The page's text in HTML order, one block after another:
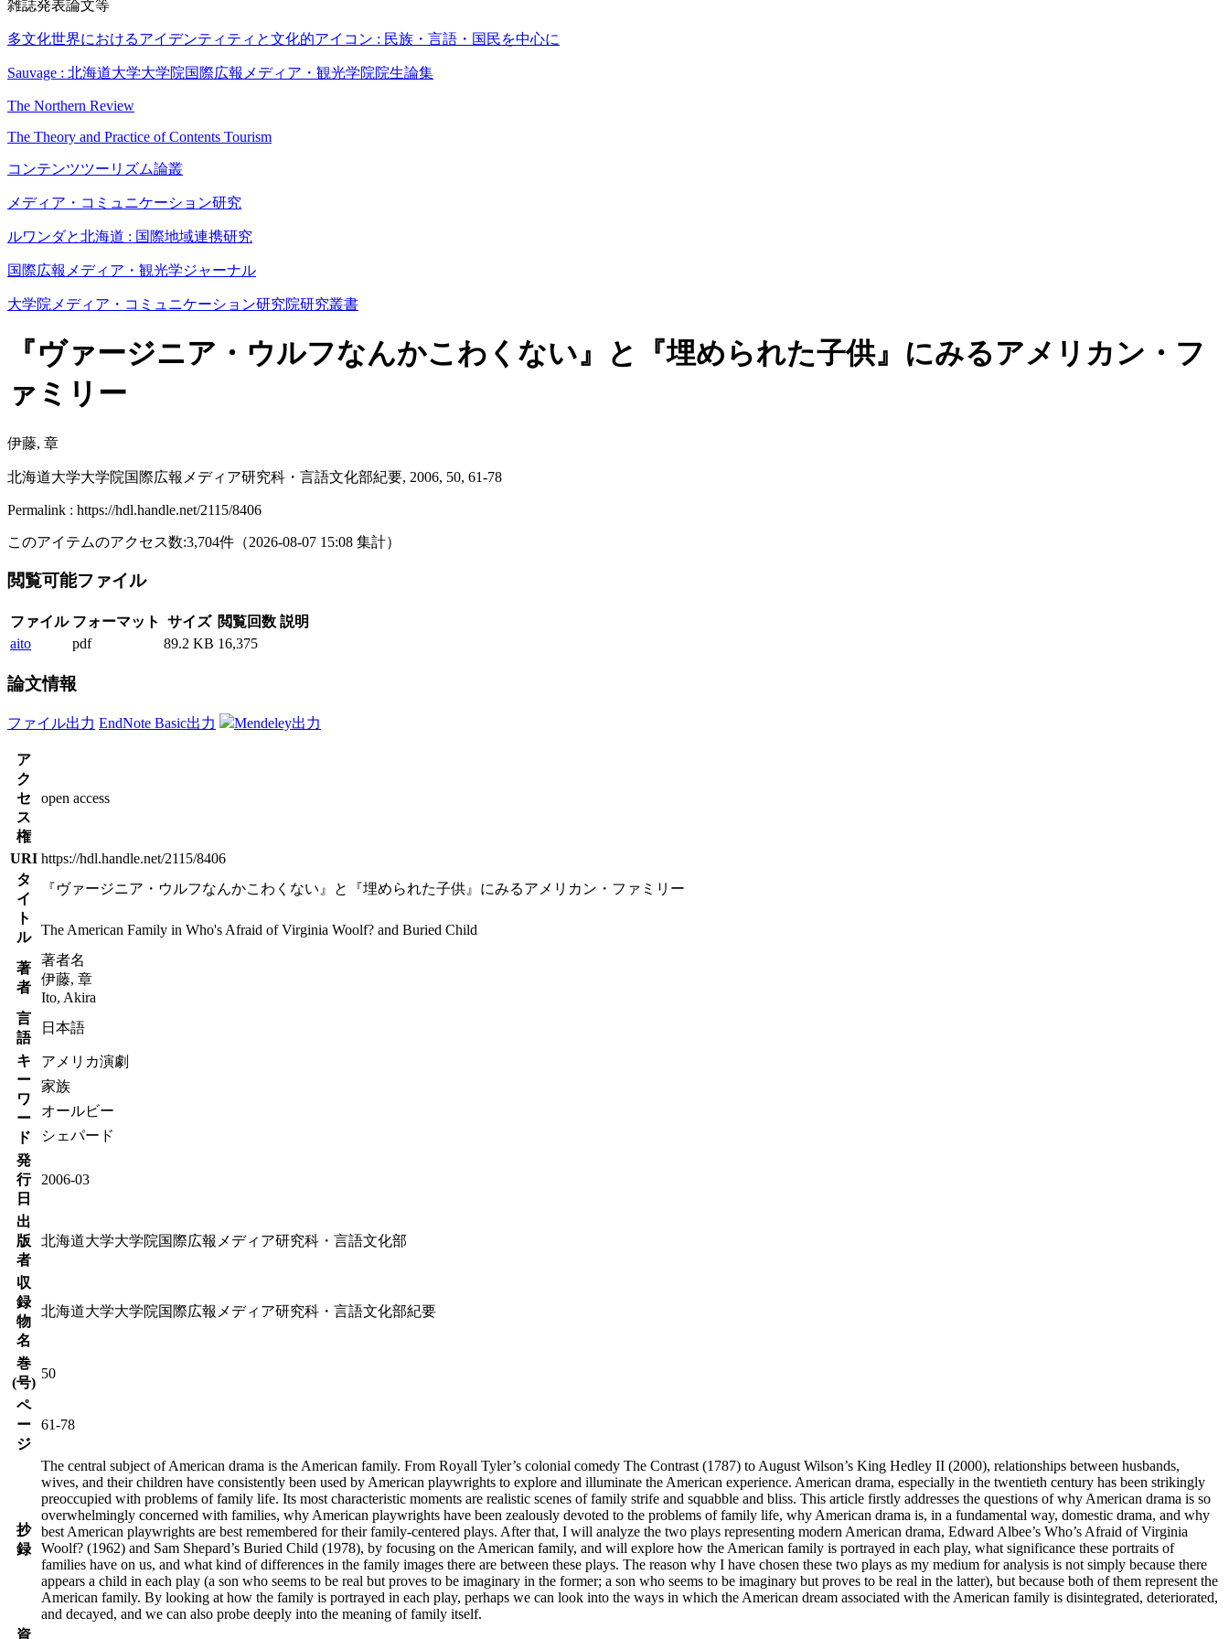
雑誌発表論文等
多文化世界におけるアイデンティティと文化的アイコン : 民族・言語・国民を中心に
Sauvage : 北海道大学大学院国際広報メディア・観光学院院生論集
The Northern Review
The Theory and Practice of Contents Tourism
コンテンツツーリズム論叢
メディア・コミュニケーション研究
ルワンダと北海道 : 国際地域連携研究
国際広報メディア・観光学ジャーナル
大学院メディア・コミュニケーション研究院研究叢書
『ヴァージニア・ウルフなんかこわくない』と『埋められた子供』にみるアメリカン・フ
ァミリー
伊藤, 章
北海道大学大学院国際広報メディア研究科・言語文化部紀要, 2006, 50, 61-78
Permalink : https://hdl.handle.net/2115/8406
このアイテムのアクセス数:3,704件 （2026-08-07 15:08 集計）
閲覧可能ファイル
ファイル フォーマット サイズ 閲覧回数 説明
aito
pdf 89.2 KB 16,375
論文情報
ファイル出力 EndNote Basic出力 Mendeley出力
ア
ク
セ
ス
権
open access
URI https://hdl.handle.net/2115/8406
タ
イ
ト
ル
『ヴァージニア・ウルフなんかこわくない』と『埋められた子供』にみるアメリカン・ファミリー
The American Family in Who's Afraid of Virginia Woolf? and Buried Child
著
者
著者名
伊藤, 章
Ito, Akira
言
語
日本語
キ
ー
ワ
ー
ド
アメリカ演劇
家族
オールビー
シェパード
発
行
日
2006-03
出
版
者
北海道大学大学院国際広報メディア研究科・言語文化部
収
録
物
名
北海道大学大学院国際広報メディア研究科・言語文化部紀要
巻
(号)
50
ペ
ー
ジ
61-78
抄
録
The central subject of American drama is the American family. From Royall Tyler’s colonial comedy The Contrast (1787) to August Wilson’s King Hedley II (2000), relationships between husbands,
wives, and their children have consistently been used by American playwrights to explore and illuminate the American experience. American drama, especially in the twentieth century has been strikingly
preoccupied with problems of family life. Its most characteristic moments are realistic scenes of family strife and squabble and bliss. This article firstly addresses the questions of why American drama is so
overwhelmingly concerned with families, why American playwrights have been zealously devoted to the problems of family life, why American drama is, in a fundamental way, domestic drama, and why
best American playwrights are best remembered for their family-centered plays. After that, I will analyze the two plays representing modern American drama, Edward Albee’s Who’s Afraid of Virginia
Woolf? (1962) and Sam Shepard’s Buried Child (1978), by focusing on the American family, and will explore how the American family is portrayed in each play, what significance these portraits of
families have on us, and what kind of differences in the family images there are between these plays. The reason why I have chosen these two plays as my medium for analysis is not simply because there
appears a child in each play (a son who seems to be real but proves to be imaginary in the former; a son who seems to be imaginary but proves to be real in the latter), but because both of them represent the
American family. By looking at how the family is portrayed in each play, perhaps we can look into the ways in which the American dream associated with the American family is disintegrated, deteriorated,
and decayed, and we can also probe deeply into the meaning of family itself.
資